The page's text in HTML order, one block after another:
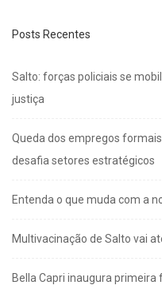
Posts Recentes
Salto: forças policiais se
justiça
Queda dos empregos
desafia setores estratégicos
Entenda o que muda com a
Multivacinação de Salto vai
Bella Capri inaugura